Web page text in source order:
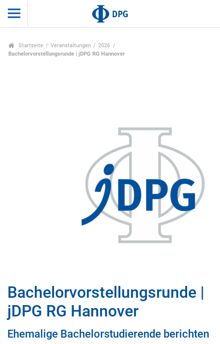
Startseite Veranstaltungen
2026
Bachelorvorstellungsrunde | jDPG RG Hannover
Bachelorvorstellungsrunde |
jDPG RG Hannover
Ehemalige Bachelorstudierende berichten